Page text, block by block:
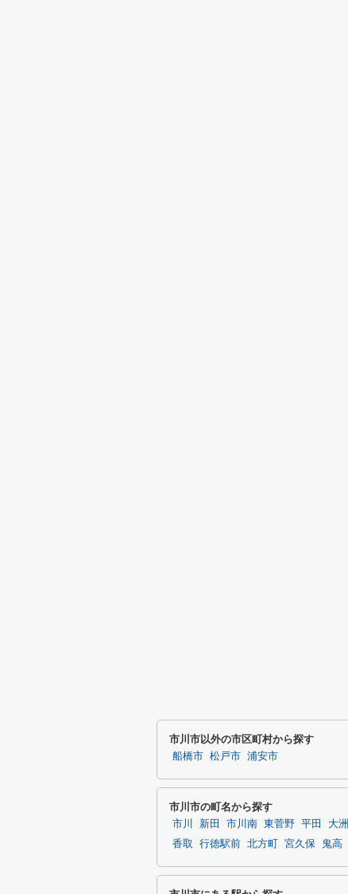
市川市以外の市区町村から探す
船橋市 松戸市 浦安市
市川市の町名から探す
市川 新田 市川南 東菅野 平田 大洲
香取
行徳駅前 北方町 宮久保 鬼高